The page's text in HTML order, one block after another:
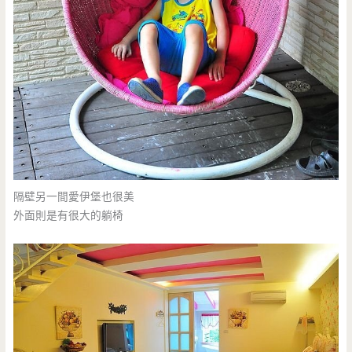
隔壁另一間愛伊堡也很美
外面則是有很大的躺椅